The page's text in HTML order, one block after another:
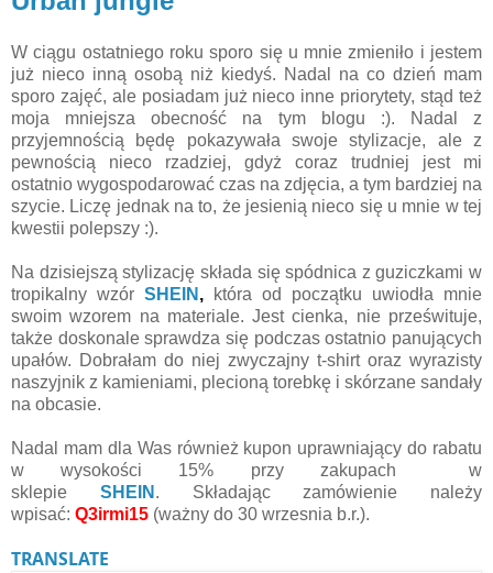
W ciągu ostatniego roku sporo się u mnie zmieniło i jestem
już nieco inną osobą niż kiedyś. Nadal na co dzień mam
sporo zajęć, ale posiadam już nieco inne priorytety, stąd też
moja mniejsza obecność na tym blogu :). Nadal z
przyjemnością będę pokazywała swoje stylizacje, ale z
pewnością nieco rzadziej, gdyż coraz trudniej jest mi
ostatnio wygospodarować czas na zdjęcia, a tym bardziej na
szycie. Liczę jednak na to, że jesienią nieco się u mnie w tej
kwestii polepszy :).
Na dzisiejszą stylizację składa się spódnica z guziczkami w
tropikalny wzór SHEIN , która od początku uwiodła mnie
swoim wzorem na materiale. Jest cienka, nie prześwituje,
także doskonale sprawdza się podczas ostatnio panujących
upałów. Dobrałam do niej zwyczajny t-shirt oraz wyrazisty
naszyjnik z kamieniami, plecioną torebkę i skórzane sandały
na obcasie.
Nadal mam dla Was również kupon uprawniający do rabatu
w wysokości 15% przy zakupach w
sklepie SHEIN . Składając zamówienie należy
wpisać: Q3irmi15 (ważny do 30 wrzesnia b.r.).
TRANSLATE